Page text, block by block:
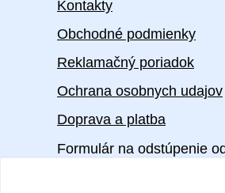
Kontakty
Obchodné podmienky
Reklamačný poriadok
Ochrana osobnych udajov
Doprava a platba
Formulár na odstúpenie